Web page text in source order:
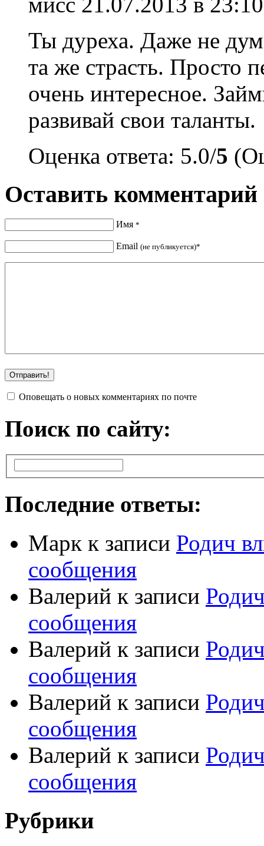
Ты дуреха. Даже не
та же страсть. Просто
очень интересное.
развивай свои таланты.
Оценка ответа: 5.0/5
Оставить комментарий
Имя *
Email (не публикуется)*
Оповещать о новых комментариях по почте
Поиск по сайту:
Последние ответы:
Марк к записи Родич
сообщения
Валерий к записи
сообщения
Валерий к записи
сообщения
Валерий к записи
сообщения
Валерий к записи
сообщения
Рубрики